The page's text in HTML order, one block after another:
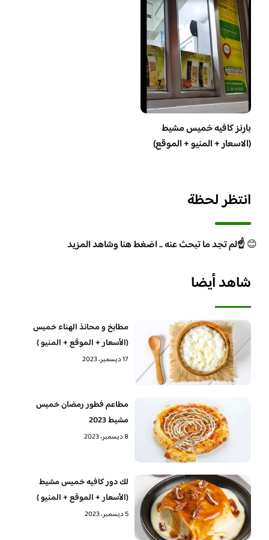
بارنز كافيه خميس مشيط
(الاسعار + المنيو + الموقع)
انتظر لحظة
😊☝️لم تجد ما تبحث عنه .. اضغط هنا وشاهد المزيد
شاهد أيضا
مطابخ و محانذ الهناء خميس
(الأسعار + الموقع + المنيو )
17 ديسمبر، 2023
مطاعم فطور رمضان خميس
مشيط 2023
8 ديسمبر، 2023
لك دور كافيه خميس مشيط
(الأسعار + الموقع + المنيو )
5 ديسمبر، 2023